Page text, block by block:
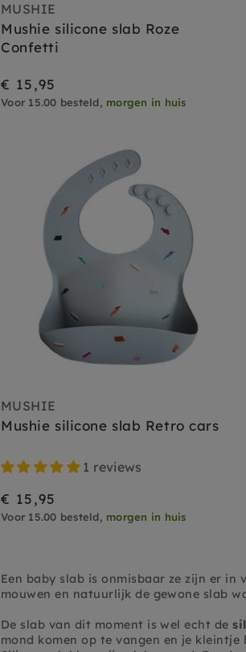
MUSHIE
Mushie silicone slab Roze
Confetti
€ 15,95
Voor 15.00 besteld, morgen in huis
MUSHIE
Mushie silicone slab Retro cars
1 reviews
€ 15,95
Voor 15.00 besteld, morgen in huis
Een baby slab is onmisbaar ze zijn er in
mouwen en natuurlijk de gewone slab
De slab van dit moment is wel echt de
mond komen op te vangen en je